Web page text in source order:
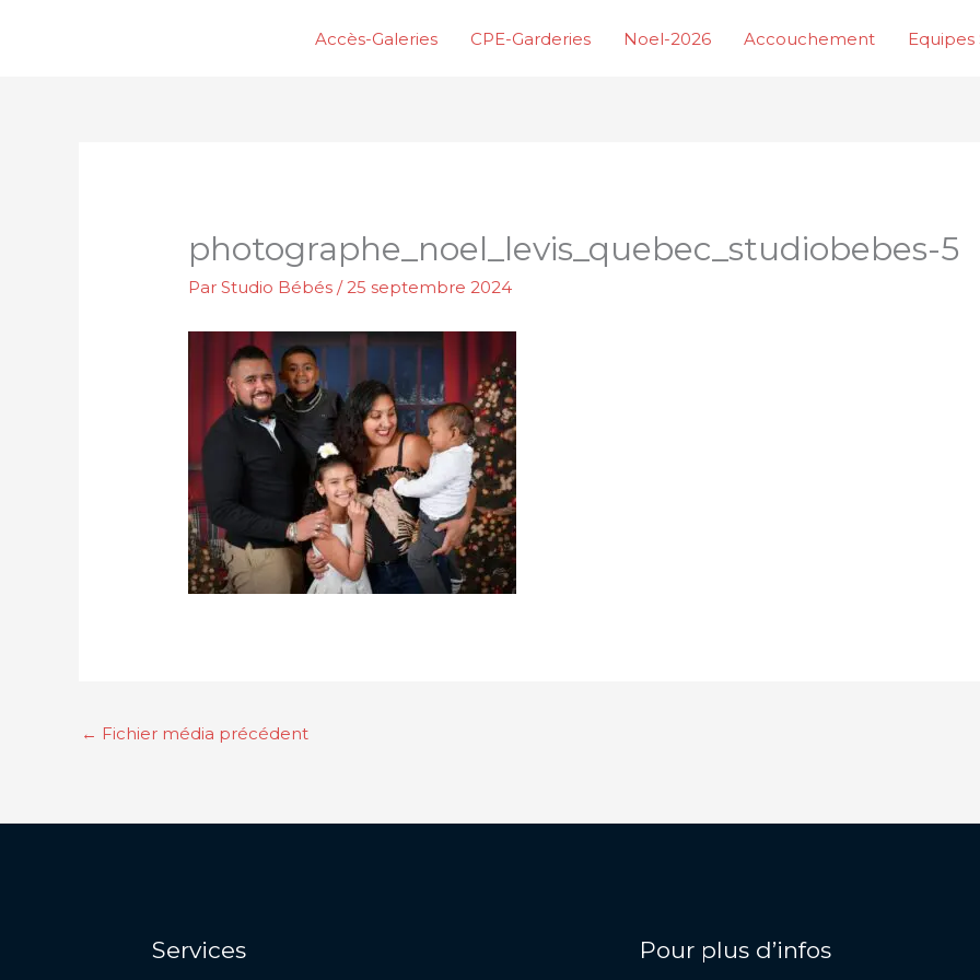
Accès-Galeries CPE-Garderies Noel-2026 Accouchement Equipes
photographe_noel_levis_quebec_studiobebes-5
ParStudio Bébés/25 septembre 2024
← Fichier média précédent
Services Pour plus d’infos